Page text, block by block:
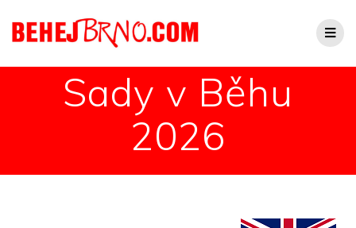
Sady v Běhu
2026